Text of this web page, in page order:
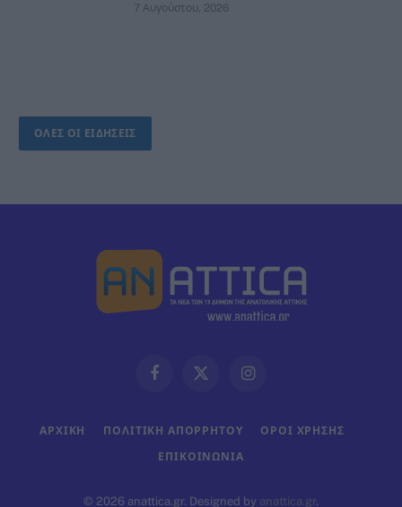
7 Αυγούστου, 2026
ΟΛΕΣ ΟΙ ΕΙΔΗΣΕΙΣ
FacebookX
Instagram
ΑΡΧΙΚΗ ΠΟΛΙΤΙΚΗ ΑΠΟΡΡΗΤΟΥ ΟΡΟΙ ΧΡΗΣΗΣ
ΕΠΙΚΟΙΝΩΝΊΑ
© 2026 anattica.gr. Designed by anattica.gr.